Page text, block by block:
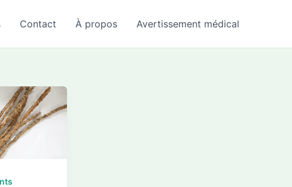
Contact À propos Avertissement médical